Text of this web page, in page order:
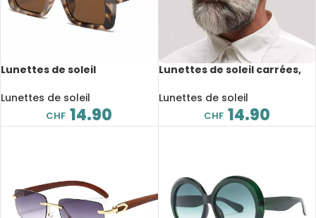
Lunettes de soleil
rétro, UV400
Lunettes de soleil
CHF 14.90
Lunettes de soleil carrées,
Lunettes de soleil
CHF 14.90